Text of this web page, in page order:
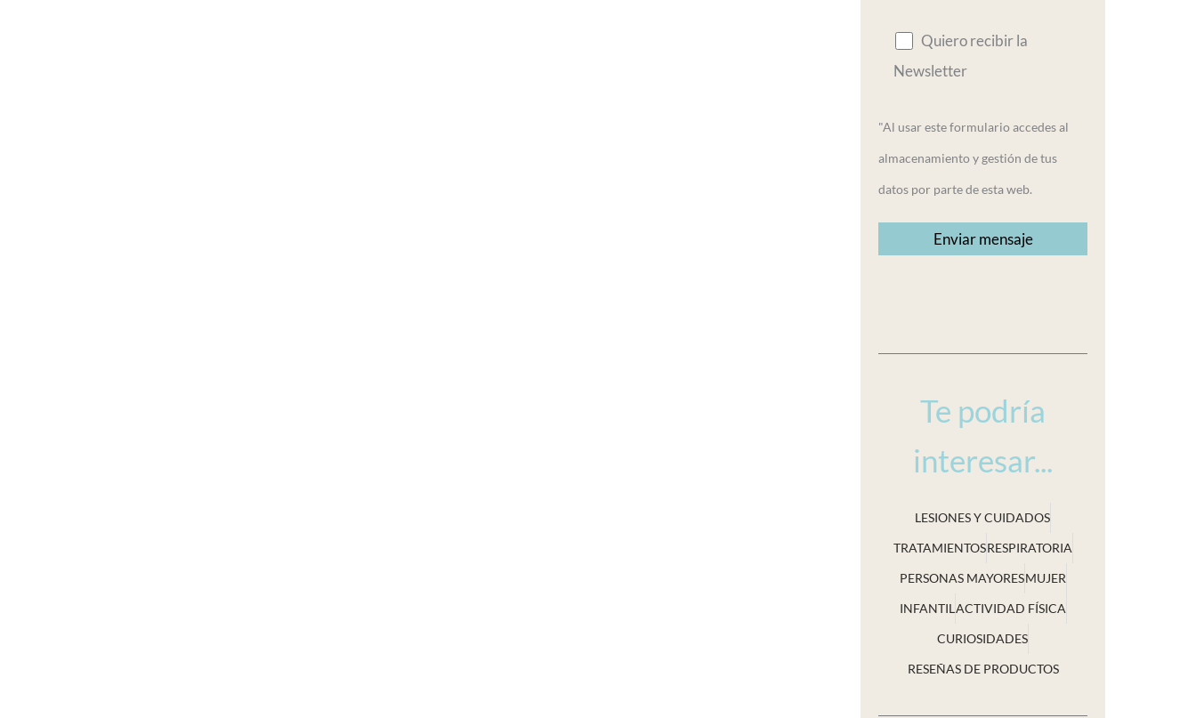
Quiero recibir la
Newsletter
"Al usar este formulario accedes al
almacenamiento y gestión de tus
datos por parte de esta web.
Te podría
interesar...
LESIONES Y CUIDADOS
TRATAMIENTOSRESPIRATORIA
PERSONAS MAYORESMUJER
INFANTILACTIVIDAD FÍSICA
CURIOSIDADES
RESEÑAS DE PRODUCTOS